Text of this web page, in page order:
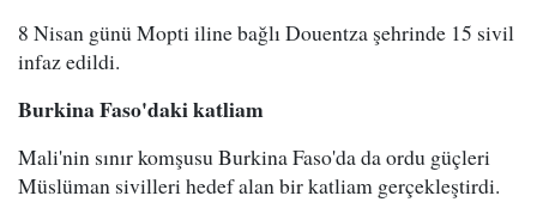
8 Nisan günü Mopti iline bağlı Douentza şehrinde 15 sivil
infaz edildi.
Burkina Faso'daki katliam
Mali'nin sınır komşusu Burkina Faso'da da ordu güçleri
Müslüman sivilleri hedef alan bir katliam gerçekleştirdi.